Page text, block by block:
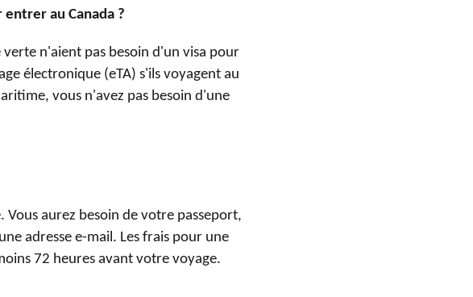
au Canada ?
n'aient pas besoin d'un visa pour
électronique (eTA) s'ils voyagent au
vous n'avez pas besoin d'une
Vous aurez besoin de votre passeport,
adresse e-mail. Les frais pour une
72 heures avant votre voyage.